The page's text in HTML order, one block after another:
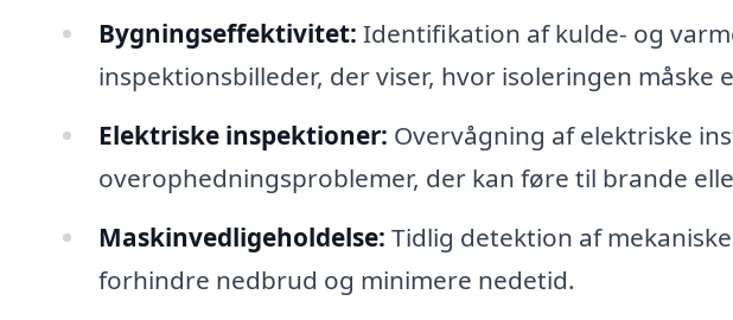
Bygningseffektivitet: Identifikation af kulde- og
inspektionsbilleder, der viser, hvor isoleringen måske
Elektriske inspektioner: Overvågning af elektriske
overophedningsproblemer, der kan føre til brande
Maskinvedligeholdelse: Tidlig detektion af
forhindre nedbrud og minimere nedetid.